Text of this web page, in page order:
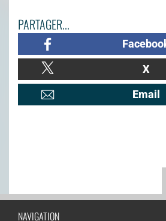
PARTAGER...
X
Email
NAVIGATION